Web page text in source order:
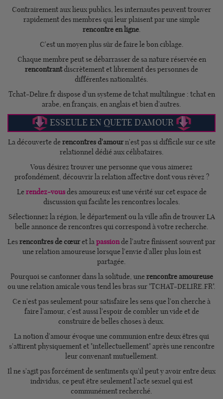
Contrairement aux lieux publics, les internautes peuvent trouver
rapidement des membres qui leur plaisent par une simple
rencontre en ligne.
C'est un moyen plus sûr de faire le bon ciblage.
Chaque membre peut se débarrasser de sa nature réservée en
rencontrantdiscrètement et librement des personnes de
différentes nationalités.
Tchat-Delire.fr dispose d'un systeme de tchat multilingue : tchat en
arabe, en français, en anglais et bien d'autres.
ESSEULE EN QUETE D'AMOUR
La découverte derencontres d'amourn'est pas si difficile sur ce site
relationnel dédié aux célibataires.
Vous désirez trouver une personne que vous aimerez
profondément, découvrir la relation affective dont vous rêvez ?
Lerendez-vousdes amoureux est une vérité sur cet espace de
discussion qui facilite les rencontres locales.
Sélectionnez la région, le département ou la ville afin de trouver LA
belle annonce de rencontres qui correspond à votre recherche.
Lesrencontres de cœuret lapassionde l'autre finissent souvent par
une relation amoureuse lorsque l'envie d'aller plus loin est
partagée.
Pourquoi se cantonner dans la solitude, unerencontre amoureuse
ou une relation amicale vous tend les bras sur "TCHAT-DELIRE.FR".
Ce n'est pas seulement pour satisfaire les sens que l'on cherche à
faire l'amour, c'est aussi l'espoir de combler un vide et de
construire de belles choses à deux.
La notion d'amour évoque une communion entre deux êtres qui
s'attirent physiquement et "intellectuellement" après une rencontre
leur convenant mutuellement.
Il ne s'agit pas forcément de sentiments qu'il peut y avoir entre deux
individus, ce peut être seulement l'acte sexuel qui est
communément recherché.